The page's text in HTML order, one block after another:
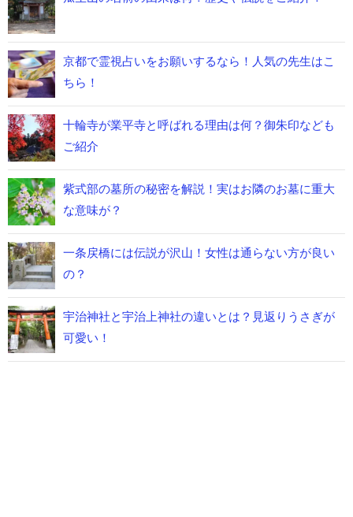
京都で霊視占いをお願いするなら！人気の先生はこ
ちら！
十輪寺が業平寺と呼ばれる理由は何？御朱印なども
ご紹介
紫式部の墓所の秘密を解説！実はお隣のお墓に重大
な意味が？
一条戻橋には伝説が沢山！女性は通らない方が良い
の？
宇治神社と宇治上神社の違いとは？見返りうさぎが
可愛い！